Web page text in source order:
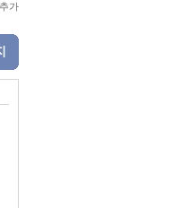
가